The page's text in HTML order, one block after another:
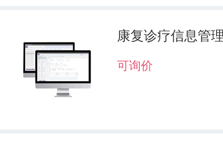
康复诊疗信息管
可询价